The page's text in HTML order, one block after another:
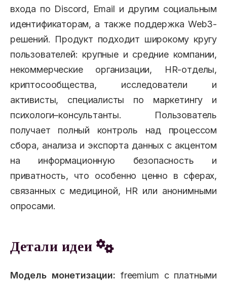
входа по Discord, Email и другим социальным
идентификаторам, а также поддержка Web3-
решений. Продукт подходит широкому кругу
пользователей: крупные и средние компании,
некоммерческие организации, HR-отделы,
криптосообщества, исследователи и
активисты, специалисты по маркетингу и
психологи–консультанты. Пользователь
получает полный контроль над процессом
сбора, анализа и экспорта данных с акцентом
на информационную безопасность и
приватность, что особенно ценно в сферах,
связанных с медициной, HR или анонимными
опросами.
Детали идеи
Модель монетизации: freemium с платными